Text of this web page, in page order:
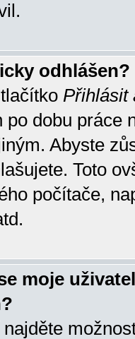
odhlášen?
Přihlásit
po dobu práce
Abyste
Toto
počítače,
moje
najděte